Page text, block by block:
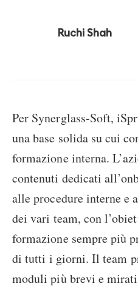
Ruchi Shah
Per Synerglass-Soft,
una base solida su cui
formazione interna.
contenuti dedicati
alle procedure interne e
dei vari team, con
formazione sempre più
di tutti i giorni. Il team
moduli più brevi e